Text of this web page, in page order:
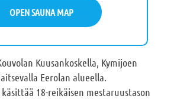
OPEN SAUNA MAP
Kuusankoskella, Kymijoen
Eerolan alueella.
18-reikäisen mestaruustason